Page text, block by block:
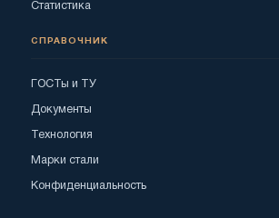
Статистика
СПРАВОЧНИК
ГОСТы и ТУ
Документы
Технология
Марки стали
Конфиденциальность